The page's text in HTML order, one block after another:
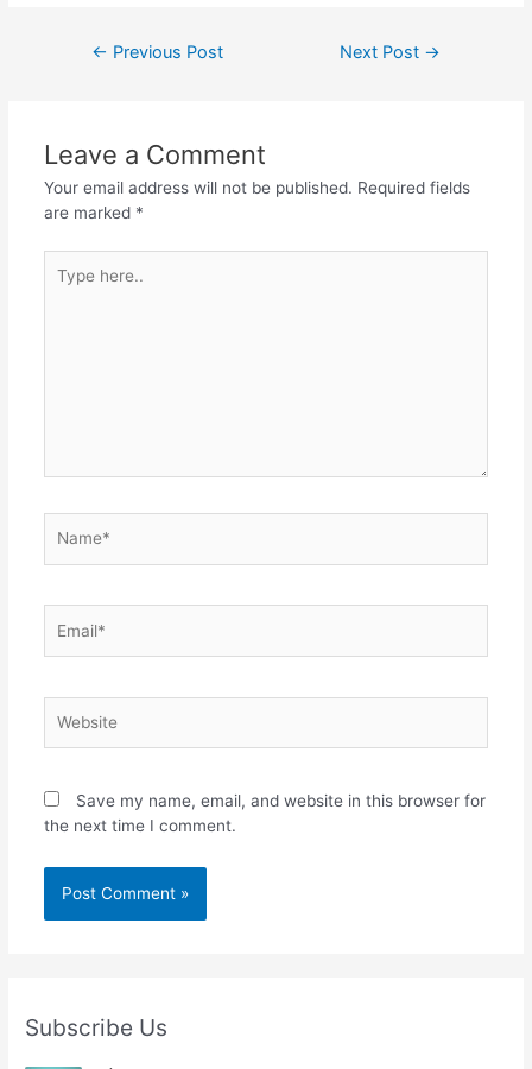
← Previous Post Next Post →
Leave a Comment
Your email address will not be published. Required fields
are marked *
here..
Save my name, email, and website in this browser for
the next time I comment.
Subscribe Us